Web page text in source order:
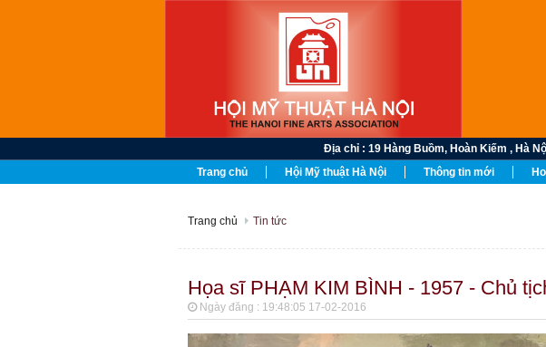
Địa chỉ : 19 Hàng Buồm, Hoàn Kiếm , Hà Nội
Trang chủ
Hội Mỹ thuật Hà Nội Thông tin mới
Trang chủ Tin tức
Họa sĩ PHẠM KIM BÌNH - 1957 - Chủ
Ngày đăng : 19:48:05 17-02-2016